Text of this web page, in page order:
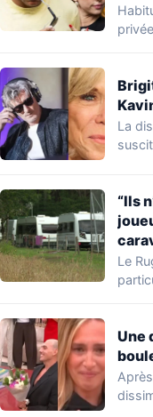
La
“Ils
Le
Une